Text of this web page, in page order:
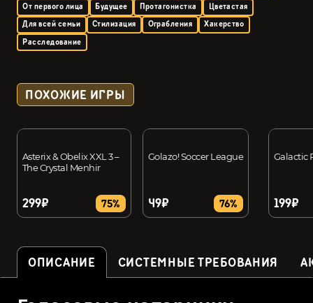
От первого лица
Будущее Протагонистка
Цветастая
Для всей семьи
Стилизация Ограбления
Хакерство
Расследование
ПОХОЖИЕ ИГРЫ
Asterix & Obelix XXL 3 –
The Crystal Menhir
299₽ 75%
Golazo! Soccer League
49₽ 76%
Galactic
199₽
ОПИСАНИЕ СИСТЕМНЫЕ ТРЕБОВАНИЯ